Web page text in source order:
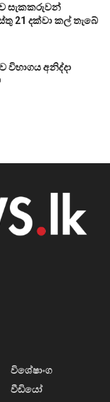
සැකකරුවන්
21 දක්වා කල් තැබේ
විභාගය අනිද්දා
විශේෂාංග
වීඩියෝ